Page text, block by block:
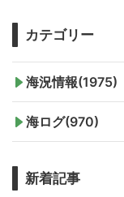
カテゴリー
海況情報(1975)
海ログ(970)
新着記事